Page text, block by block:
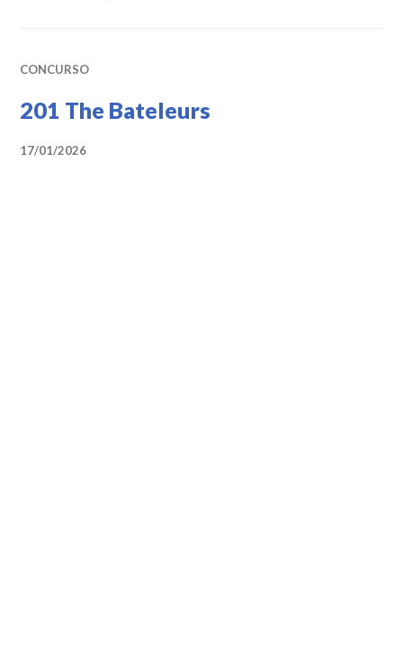
CONCURSO
201 The Bateleurs
17/01/2026